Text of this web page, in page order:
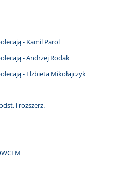
- Kamil Parol
- Andrzej Rodak
- Elżbieta Mikołajczyk
i rozszerz.